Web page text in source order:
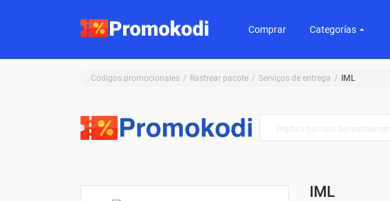
Comprar Categorías
Códigos promocionales Rastrear pacote Serviços de entrega IML
IML